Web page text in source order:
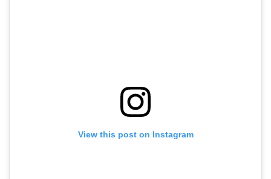
View this post on Instagram